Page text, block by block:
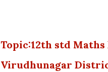
Topic:12th std
Virudhunagar